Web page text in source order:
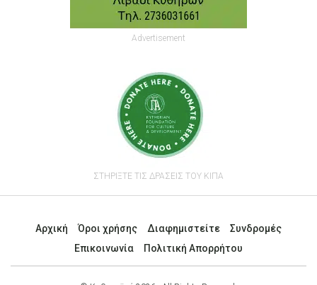
Advertisement
ΣΤΗΡΙΞΤΕ ΤΙΣ ΔΡΑΣΕΙΣ ΤΟΥ ΚΙΠΑ
Αρχική Όροι χρήσης Διαφημιστείτε
Συνδρομές
Επικοινωνία
Πολιτική Απορρήτου